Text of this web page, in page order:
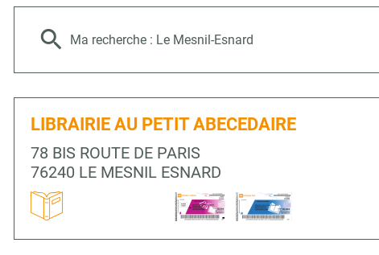
Ma recherche : Le Mesnil-Esnard
LIBRAIRIE AU PETIT ABECEDAIRE
78 BIS ROUTE DE PARIS
76240 LE MESNIL ESNARD